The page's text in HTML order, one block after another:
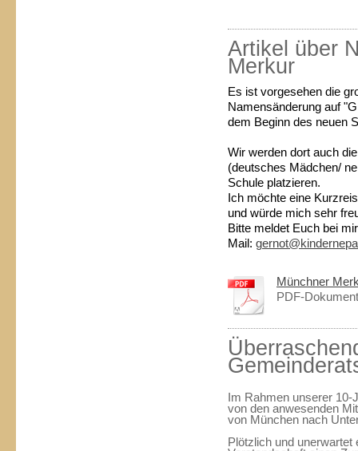
Artikel über
Merkur
Es ist vorgesehen die
Namensänderung auf
dem Beginn des neuen
Wir werden dort auch
(deutsches Mädchen/
Schule platzieren.
Ich möchte eine
und würde mich sehr
Bitte meldet Euch bei
Mail:
Münchner
PDF-
Im Rahmen unserer
von den anwesenden
von München nach
Plötzlich und